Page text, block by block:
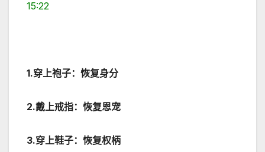
15:22
1.穿上袍子：恢复身分
2.戴上戒指：恢复恩宠
3.穿上鞋子：恢复权柄